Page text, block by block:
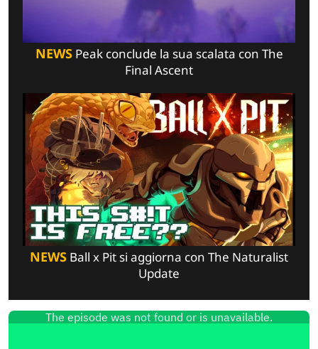
NEWSPeak conclude la sua scalata con The
Final Ascent
NEWS Ball x Pit si aggiorna con The Naturalist
Update